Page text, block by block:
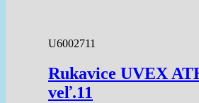
U6002711
Rukavice UVEX
veľ.11